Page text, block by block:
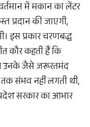
में मकान का लेंटर
प्रदान की जाएगी,
इस प्रकार चरणबद्ध
कौर कहती हैं कि
उनके जैसे जरूरतमंद
तक संभव नहीं लगती थी,
सरकार का आभार